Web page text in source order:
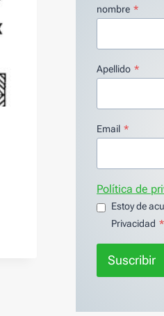
nombre *
Apellido *
Email *
Política de
Estoy de
Privacidad *
Suscribir